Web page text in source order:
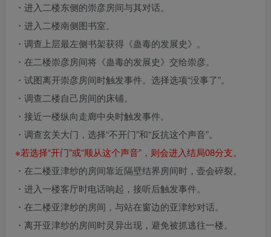
・进入二楼东侧的崇彦房间与其对话。
・进入二楼南侧图书室。
・调查上层最左侧书架获得《蛊毒的发展史》。
・在二楼崇彦房间将《蛊毒的发展史》交给崇彦。
・试图离开崇彦房间时触发事件。选择选项“没事了”。
・调查二楼自己房间的床铺。
・接近一楼纵向走廊中央时触发事件。
・调查玄关大门，选择“不开门”和“反抗这个声音”。
※若选择“开门”或“顺从这个声音”，则会进入结局08分支。
・在二楼亚津纱的房间靠近隔壁结界房间时，壶会碎裂。
・进入一楼客厅时电话响起，接听后触发事件。
・在二楼亚津纱的房间，与站在窗边的亚津纱对话。
・离开亚津纱的房间时灵异出现，避免被抓逃往一楼。